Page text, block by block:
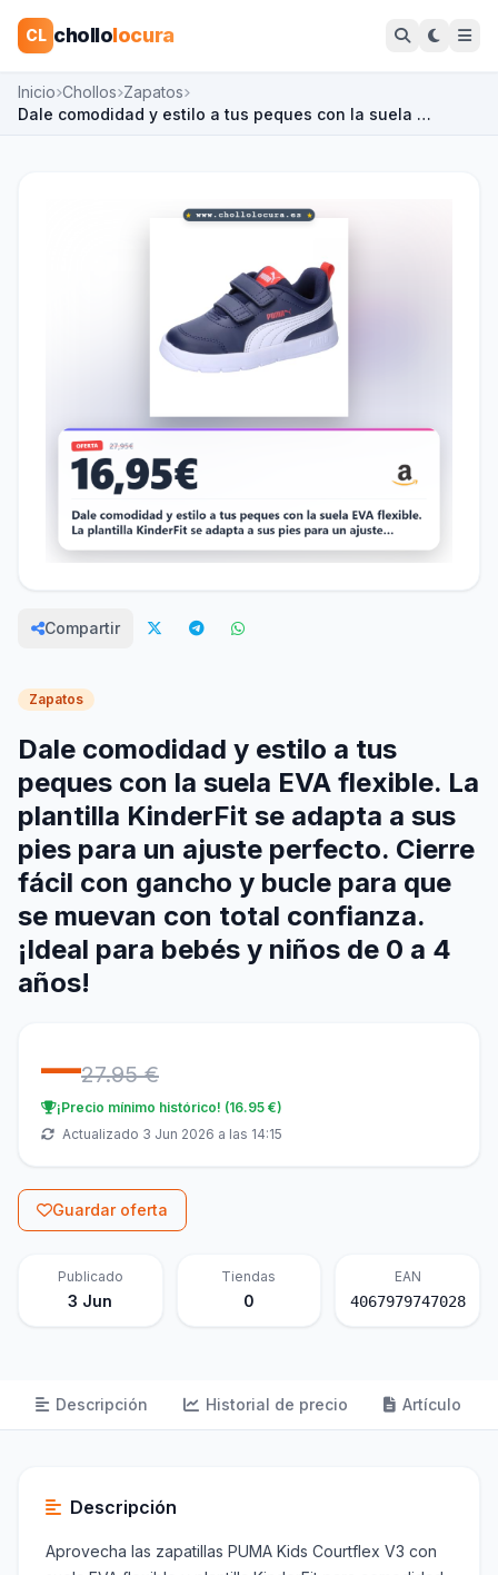
CL chollolocura
Inicio Chollos Zapatos
Dale comodidad y estilo a tus peques con la suela …
Compartir
Zapatos
Dale comodidad y estilo a tus
peques con la suela EVA flexible. La
plantilla KinderFit se adapta a sus
pies para un ajuste perfecto. Cierre
fácil con gancho y bucle para que
se muevan con total confianza.
¡Ideal para bebés y niños de 0 a 4
años!
—27.95 €
¡Precio mínimo histórico! (16.95 €)
Actualizado 3 Jun 2026 a las 14:15
Guardar oferta
Publicado
3 Jun
Tiendas
0
EAN
4067979747028
Descripción Historial de precio Artículo
Descripción
Aprovecha las zapatillas PUMA Kids Courtflex V3 con